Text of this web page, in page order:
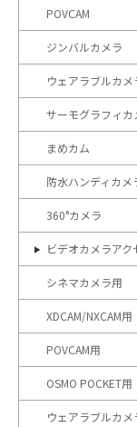
POVCAM
ジンバルカメラ
ウェアラブルカメ
サーモグラフィカ
まめカム
防水ハンディカメ
360°カメラ
ビデオカメラアク
シネマカメラ用
XDCAM/NXCAM用
POVCAM用
OSMO POCKET用
ウェアラブルカ